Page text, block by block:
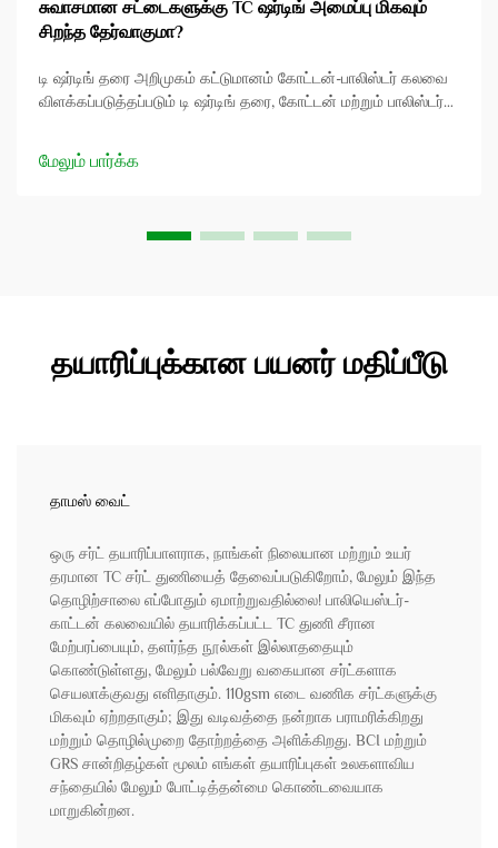
சுவாசமான சட்டைகளுக்கு TC ஷர்டிங் அமைப்பு மிகவும்
சிறந்த தேர்வாகுமா?
டி ஷர்டிங் தரை அறிமுகம் கட்டுமானம் கோட்டன்-பாலிஸ்டர் கலவை
விளக்கப்படுத்தப்படும் டி ஷர்டிங் தரை, கோட்டன் மற்றும் பாலிஸ்டர்
ஆதாரமாக 65% பாலிஸ்டர் மற்றும் 35% கோட்டன்...
மேலும் பார்க்க
தயாரிப்புக்கான பயனர் மதிப்பீடு
தாமஸ் வைட்
ஒரு சர்ட் தயாரிப்பாளராக, நாங்கள் நிலையான மற்றும் உயர்
தரமான TC சர்ட் துணியைத் தேவைப்படுகிறோம், மேலும் இந்த
தொழிற்சாலை எப்போதும் ஏமாற்றுவதில்லை! பாலியெஸ்டர்-
காட்டன் கலவையில் தயாரிக்கப்பட்ட TC துணி சீரான
மேற்பரப்பையும், தளர்ந்த நூல்கள் இல்லாததையும்
கொண்டுள்ளது, மேலும் பல்வேறு வகையான சர்ட்களாக
செயலாக்குவது எளிதாகும். 110gsm எடை வணிக சர்ட்களுக்கு
மிகவும் ஏற்றதாகும்; இது வடிவத்தை நன்றாக பராமரிக்கிறது
மற்றும் தொழில்முறை தோற்றத்தை அளிக்கிறது. BCI மற்றும்
GRS சான்றிதழ்கள் மூலம் எங்கள் தயாரிப்புகள் உலகளாவிய
சந்தையில் மேலும் போட்டித்தன்மை கொண்டவையாக
மாறுகின்றன.